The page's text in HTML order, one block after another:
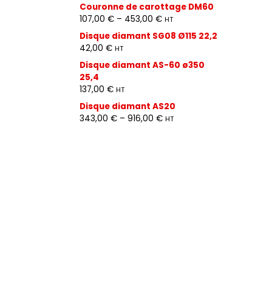
Couronne de carottage DM60
107,00 € – 453,00 € HT
Disque diamant SG08 Ø115 22,2
42,00 € HT
Disque diamant AS-60 ø350
25,4
137,00 € HT
Disque diamant AS20
343,00 € – 916,00 € HT